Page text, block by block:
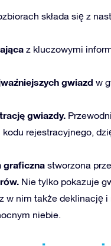
składa się z
z kluczowymi
gwiazd w
gwiazdy.
kodu rejestracyjnego,
graficzna stworzona
Nie tylko pokazuje
w nim także deklinację
niebie.